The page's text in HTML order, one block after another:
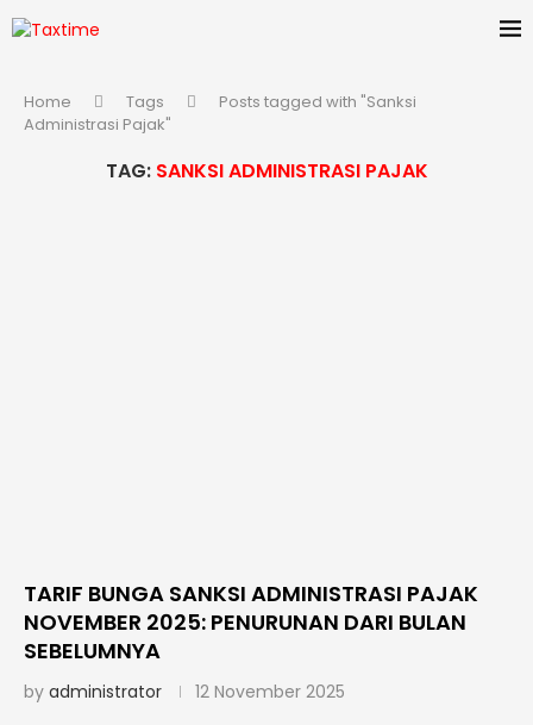
Home Tags
Posts tagged with "Sanksi
Administrasi Pajak"
TAG: SANKSI ADMINISTRASI PAJAK
TARIF BUNGA SANKSI ADMINISTRASI PAJAK
NOVEMBER 2025: PENURUNAN DARI BULAN
SEBELUMNYA
by administrator 12 November 2025